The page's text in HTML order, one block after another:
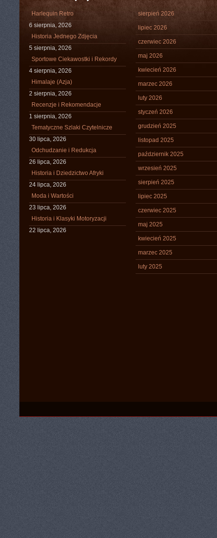
Harlequin Retro
6 sierpnia, 2026
Historia Jednego Zdjęcia
5 sierpnia, 2026
Sportowe Ciekawostki i Rekordy
4 sierpnia, 2026
Himalaje (Azja)
2 sierpnia, 2026
Recenzje i Rekomendacje
1 sierpnia, 2026
Tematyczne Szlaki Czytelnicze
30 lipca, 2026
Odchudzanie i Redukcja
26 lipca, 2026
Historia i Dziedzictwo Afryki
24 lipca, 2026
Moda i Wartości
23 lipca, 2026
Historia i Klasyki Motoryzacji
22 lipca, 2026
sierpień 2026
lipiec 2026
czerwiec 2026
maj 2026
kwiecień 2026
marzec 2026
luty 2026
styczeń 2026
grudzień 2025
listopad 2025
październik 2025
wrzesień 2025
sierpień 2025
lipiec 2025
czerwiec 2025
maj 2025
kwiecień 2025
marzec 2025
luty 2025